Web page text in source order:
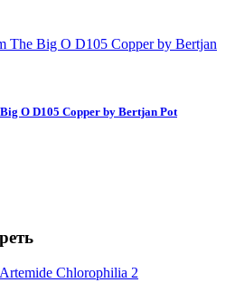
O D105 Copper by Bertjan Pot